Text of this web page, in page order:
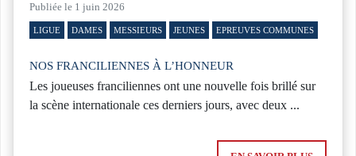
Publiée le 1 juin 2026
LIGUE DAMES MESSIEURS JEUNES EPREUVES COMMUNES
NOS FRANCILIENNES À L’HONNEUR
Les joueuses franciliennes ont une nouvelle fois brillé sur
la scène internationale ces derniers jours, avec deux ...